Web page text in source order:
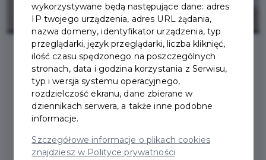
2024-06-20
WSPARCIE DLA OSÓB
ZE SPEKTRUM AUTYZMU
wykorzystywane będą następujące dane: adres
IP twojego urządzenia, adres URL żądania,
nazwa domeny, identyfikator urządzenia, typ
przeglądarki, język przeglądarki, liczba kliknięć,
ilość czasu spędzonego na poszczególnych
stronach, data i godzina korzystania z Serwisu,
typ i wersja systemu operacyjnego,
rozdzielczość ekranu, dane zbierane w
dziennikach serwera, a także inne podobne
informacje.
Szczegółowe informacje o plikach cookies
znajdziesz w Polityce prywatności